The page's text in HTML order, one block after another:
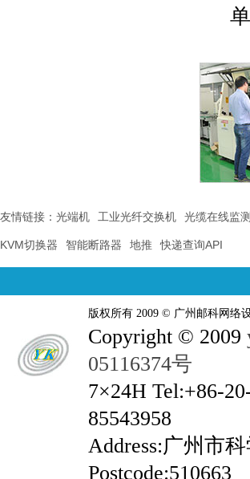
单
友情链接： 光端机 工业光纤交换机 光缆在线监
KVM切换器 智能断路器 地推 快递查询API
版权所有 2009 © 广州邮科网络
Copyright © 2009
05116374号
7×24H Tel:+86-
85543958
Address:广州市
Postcode:510663